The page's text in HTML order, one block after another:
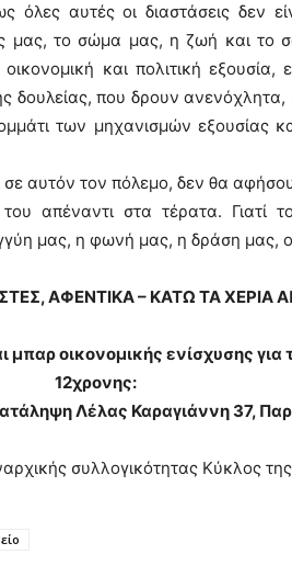
όλες αυτές οι διαστάσεις δεν
μας, το σώμα μας, η ζωή και
και πολιτική εξουσία,
δουλείας, που δρουν ανενόχλητα,
των μηχανισμών εξουσίας
αυτόν τον πόλεμο, δεν θα
απέναντι στα τέρατα. Γιατί
μας, η φωνή μας, η δράση
ΑΦΕΝΤΙΚΑ – ΚΑΤΩ ΤΑ ΧΕΡΙΑ
οικονομικής ενίσχυσης για
12χρονης:
Λέλας Καραγιάννη 37,
συλλογικότητας Κύκλος